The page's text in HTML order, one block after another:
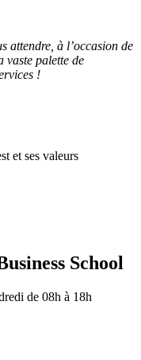
attendre, à l’occasion de
vaste palette de
!
et ses valeurs
School
de 08h à 18h